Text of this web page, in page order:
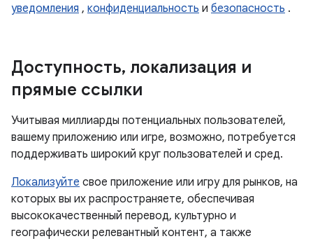
уведомления , конфиденциальность и безопасность .
Доступность, локализация и
прямые ссылки
Учитывая миллиарды потенциальных пользователей,
вашему приложению или игре, возможно, потребуется
поддерживать широкий круг пользователей и сред.
Локализуйте свое приложение или игру для рынков, на
которых вы их распространяете, обеспечивая
высококачественный перевод, культурно и
географически релевантный контент, а также